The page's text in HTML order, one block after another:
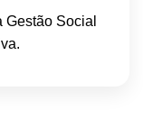
Gestão Social